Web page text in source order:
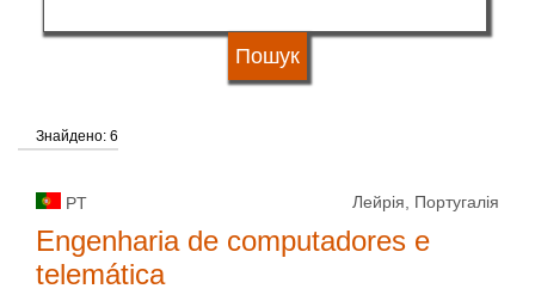
Тип університету
Статус університету
Знайдено: 6
PT Лейрія, Португалія
Engenharia de computadores e
telemática